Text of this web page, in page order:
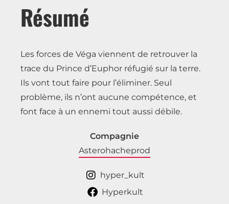
Résumé
Les forces de Véga viennent de retrouver la
trace du Prince d’Euphor réfugié sur la terre.
Ils vont tout faire pour l’éliminer. Seul
problème, ils n’ont aucune compétence, et
font face à un ennemi tout aussi débile.
Compagnie
Asterohacheprod
hyper_kult
Hyperkult